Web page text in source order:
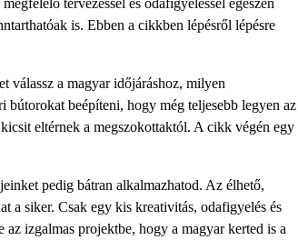
is. Ebben a cikkben lépésről lépésre
válassz a magyar időjáráshoz, milyen
beépíteni, hogy még teljesebb legyen az
eltérnek a megszokottaktól. A cikk végén egy
pedig bátran alkalmazhatod. Az élhető,
a siker. Csak egy kis kreativitás, odafigyelés és
izgalmas projektbe, hogy a magyar kerted is a